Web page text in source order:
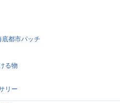
底都市パッチ
る物
リー